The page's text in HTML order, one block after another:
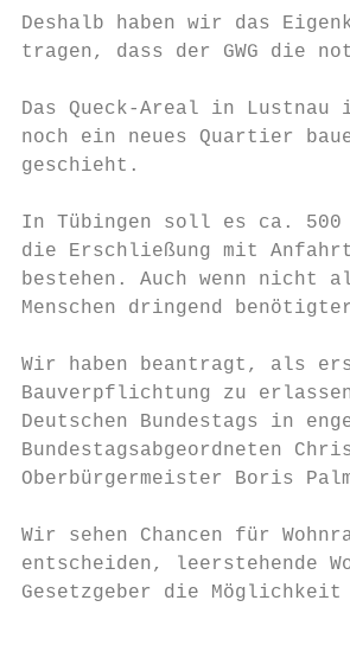
Deshalb haben wir das
tragen, dass der GWG die
Das Queck-Areal in
noch ein neues Quartier
geschieht.
In Tübingen soll es ca. 500
die Erschließung mit
bestehen. Auch wenn nicht
Menschen dringend
Wir haben beantragt, als
Bauverpflichtung zu
Deutschen Bundestags in
Bundestagsabgeordneten
Oberbürgermeister Boris
Wir sehen Chancen für
entscheiden, leerstehende
Gesetzgeber die